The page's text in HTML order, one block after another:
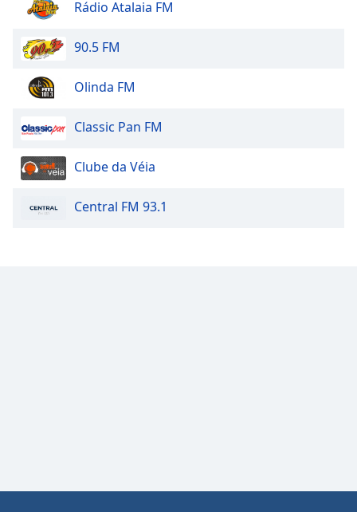
Rádio Atalaia FM
90.5 FM
Olinda FM
Classic Pan FM
Clube da Véia
Central FM 93.1